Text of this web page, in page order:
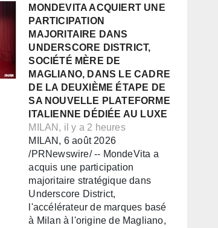
MONDEVITA ACQUIERT UNE
PARTICIPATION
MAJORITAIRE DANS
UNDERSCORE DISTRICT,
SOCIÉTÉ MÈRE DE
MAGLIANO, DANS LE CADRE
DE LA DEUXIÈME ÉTAPE DE
SA NOUVELLE PLATEFORME
ITALIENNE DÉDIÉE AU LUXE
MILAN, il y a 2 heures
MILAN, 6 août 2026
/PRNewswire/ -- MondeVita a
acquis une participation
majoritaire stratégique dans
Underscore District,
l'accélérateur de marques basé
à Milan à l'origine de Magliano,